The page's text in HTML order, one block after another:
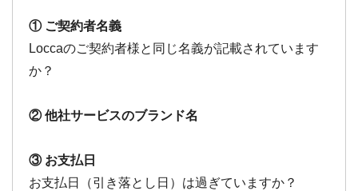
① ご契約者名義
Loccaのご契約者様と同じ名義が記載されています
か？
② 他社サービスのブランド名
③ お支払日
お支払日（引き落とし日）は過ぎていますか？